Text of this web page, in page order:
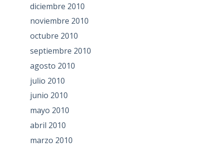
diciembre 2010
noviembre 2010
octubre 2010
septiembre 2010
agosto 2010
julio 2010
junio 2010
mayo 2010
abril 2010
marzo 2010